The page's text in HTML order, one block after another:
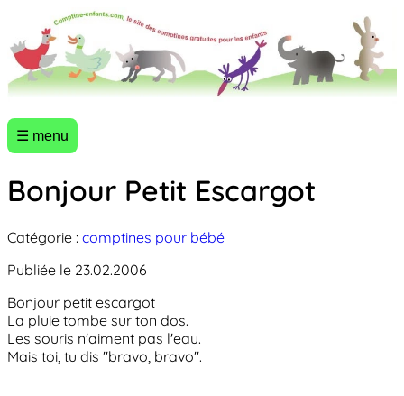
☰ menu
Bonjour Petit Escargot
Catégorie : comptines pour bébé
Publiée le 23.02.2006
Bonjour petit escargot
La pluie tombe sur ton dos.
Les souris n'aiment pas l'eau.
Mais toi, tu dis "bravo, bravo".